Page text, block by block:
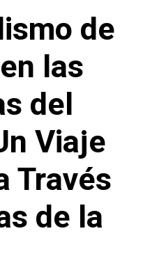
de
las
del
Viaje
Través
de la